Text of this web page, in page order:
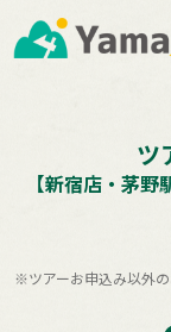
ツ
【新宿店・茅
※ツアーお申込み以外の